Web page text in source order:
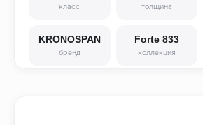
класс толщина
KRONOSPAN
бренд
Forte 833
коллекция